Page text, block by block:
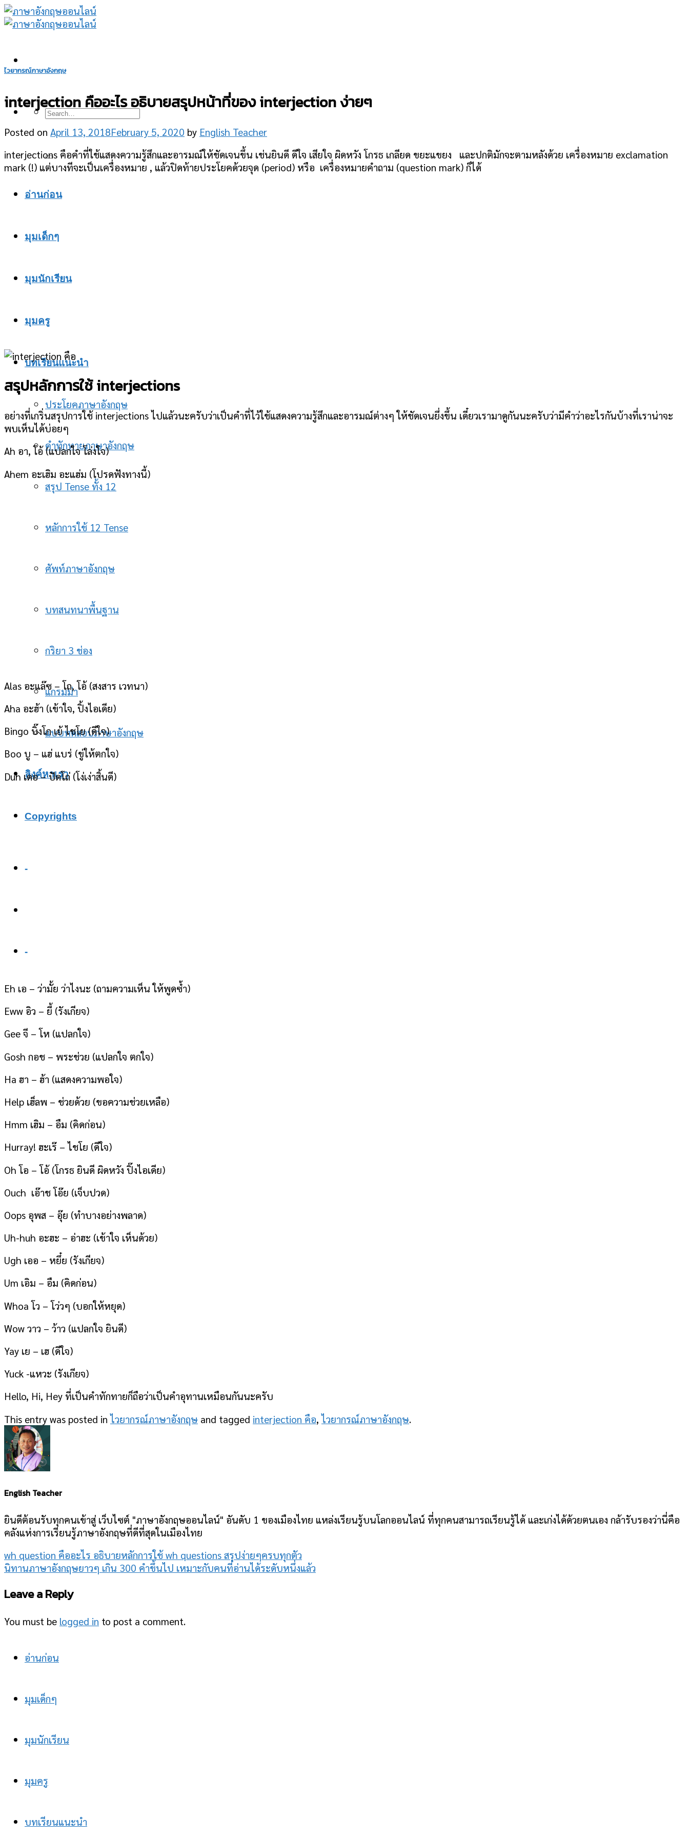
Skip
to
อ่านก่อน
มุมเด็กๆ
มุมนักเรียน
มุมครู
บทเรียนแนะนำ
ประโยคภาษาอังกฤษ
คำทักทายภาษาอังกฤษ
สรุป Tense ทั้ง 12
หลักการใช้ 12 Tense
ศัพท์ภาษาอังกฤษ
บทสนทนาพื้นฐาน
กริยา 3 ช่อง
แกรมม่า
แบบทดสอบภาษาอังกฤษ
ลิงค์หาเรา
Copyrights
-
-
ไวยากรณ์ภาษาอังกฤษ
interjection คืออะไร อธิบายสรุปหน้าที่ของ interjection ง่ายๆ
Posted on April 13, 2018February 5, 2020 by English Teacher
interjections คือคำที่ใช้แสดงความรู้สึกและอารมณ์ให้ชัดเจนขึ้น เช่นยินดี ดีใจ เสียใจ ผิดหวัง โกรธ เกลียด ขยะแขยง และปกติมักจะตามหลังด้วย เครื่องหมาย exclamation
mark (!) แต่บางทีจะเป็นเครื่องหมาย , แล้วปิดท้ายประโยคด้วยจุด (period) หรือ เครื่องหมายคำถาม (question mark) ก็ได้
สรุปหลักการใช้ interjections
อย่างที่เกริ่นสรุปการใช้ interjections ไปแล้วนะครับว่าเป็นคำที่ไว้ใช้แสดงความรู้สึกและอารมณ์ต่างๆ ให้ชัดเจนยึ่งขึ้น เดี๋ยวเรามาดูกันนะครับว่ามีคำว่าอะไรกันบ้างที่เราน่าจะ
พบเห็นได้บ่อยๆ
Ah อา, โอ้ (แปลกใจ โล่งใจ)
Ahem อะเฮิม อะแฮ่ม (โปรดฟังทางนี้)
Alas อะแล๊ซ – โถ, โอ้ (สงสาร เวทนา)
Aha อะฮ้า (เข้าใจ, ปิ้งไอเดีย)
Bingo บิ๊งโก เย้ ไชโย (ดีใจ)
Boo บู – แฮ่ แบร่ (ขู่ให้ตกใจ)
Duh เดอ – ปัดโถ่ (โง่เง่าสิ้นดี)
Eh เอ – ว่ามั้ย ว่าไงนะ (ถามความเห็น ให้พูดซ้ำ)
Eww อิว – ยี้ (รังเกียจ)
Gee จี – โห (แปลกใจ)
Gosh กอช – พระช่วย (แปลกใจ ตกใจ)
Ha ฮา – ฮ้า (แสดงความพอใจ)
Help เฮ็ลพ – ช่วยด้วย (ขอความช่วยเหลือ)
Hmm เฮิม – อืม (คิดก่อน)
Hurray! ฮะเร๊ – ไชโย (ดีใจ)
Oh โอ – โอ้ (โกรธ ยินดี ผิดหวัง ปิ๊งไอเดีย)
Ouch เอ๊าช โอ๊ย (เจ็บปวด)
Oops อุพส – อุ๊ย (ทำบางอย่างพลาด)
Uh-huh อะฮะ – อ่าฮะ (เข้าใจ เห็นด้วย)
Ugh เออ – หยึ๋ย (รังเกียจ)
Um เอิม – อืม (คิดก่อน)
Whoa โว – โว่วๆ (บอกให้หยุด)
Wow วาว – ว้าว (แปลกใจ ยินดี)
Yay เย – เฮ (ดีใจ)
Yuck -แหวะ (รังเกียจ)
Hello, Hi, Hey ที่เป็นคำทักทายก็ถือว่าเป็นคำอุทานเหมือนกันนะครับ
This entry was posted inไวยากรณ์ภาษาอังกฤษ and tagged interjection คือ,ไวยากรณ์ภาษาอังกฤษ.
English Teacher
ยินดีต้อนรับทุกคนเข้าสู่ เว็บไซต์ "ภาษาอังกฤษออนไลน์" อันดับ 1 ของเมืองไทย แหล่งเรียนรู้บนโลกออนไลน์ ที่ทุกคนสามารถเรียนรู้ได้ และเก่งได้ด้วยตนเอง กล้ารับรองว่านี่คือ
คลังแห่งการเรียนรู้ภาษาอังกฤษที่ดีที่สุดในเมืองไทย
wh question คืออะไร อธิบายหลักการใช้ wh questions สรุปง่ายๆครบทุกตัว
นิทานภาษาอังกฤษยาวๆ เกิน 300 คำขึ้นไป เหมาะกับคนที่อ่านได้ระดับหนึ่งแล้ว
Leave a Reply
You must be logged in to post a comment.
อ่านก่อน
มุมเด็กๆ
มุมนักเรียน
มุมครู
บทเรียนแนะนำ